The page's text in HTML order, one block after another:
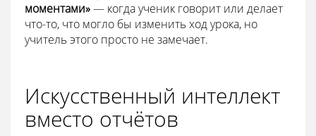
моментами»— когда ученик говорит или делает
что-то, что могло бы изменить ход урока, но
учитель этого просто не замечает.
Искусственный интеллект
вместо отчётов